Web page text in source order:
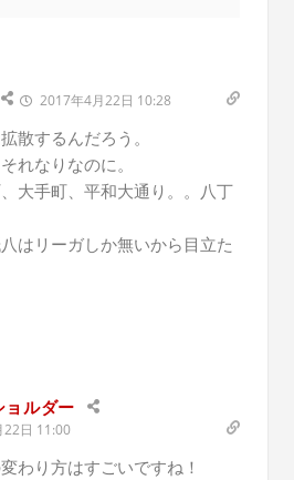
2017年4月22日 10:28
散するんだろう。
れなりなのに。
大手町、平和大通り。。八丁
はリーガしか無いから目立た
ョルダー
日 11:00
わり方はすごいですね！